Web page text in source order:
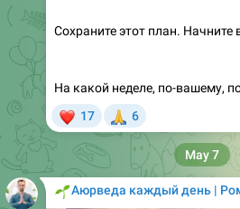
Аюрведа каждый день |